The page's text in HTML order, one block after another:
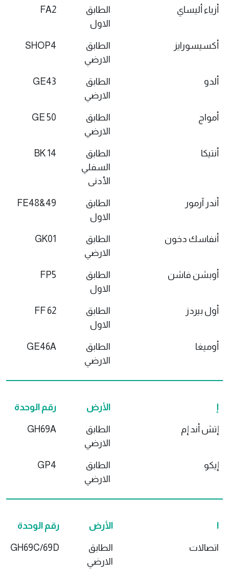
أزياء أليساي
الطابق
الاول
FA2
أكسيسورايز
الطابق
الارضي
SHOP4
ألدو
الطابق
الارضي
GE43
أمواج
الطابق
الارضي
GE 50
أنتيكا
الطابق
السفلي
الأدنى
BK 14
أندر آرمور
الطابق
الاول
FE48&49
أنفاسك دخون
الطابق
الارضي
GK01
أوبشن فاشن
الطابق
الاول
FP5
أول بيردز
الطابق
الاول
FF 62
أوميغا
الطابق
الارضي
GE46A
إ الأرض رقم الوحدة
إتش أند إم
الطابق
الارضي
GH69A
إيكو
الطابق
الارضي
GP4
ا الأرض رقم الوحدة
اتصالات
الطابق
الارضي
GH69C/69D